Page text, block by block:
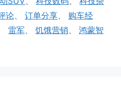
论、 订单分享、 购车经
雷军、 饥饿营销、 鸿蒙智